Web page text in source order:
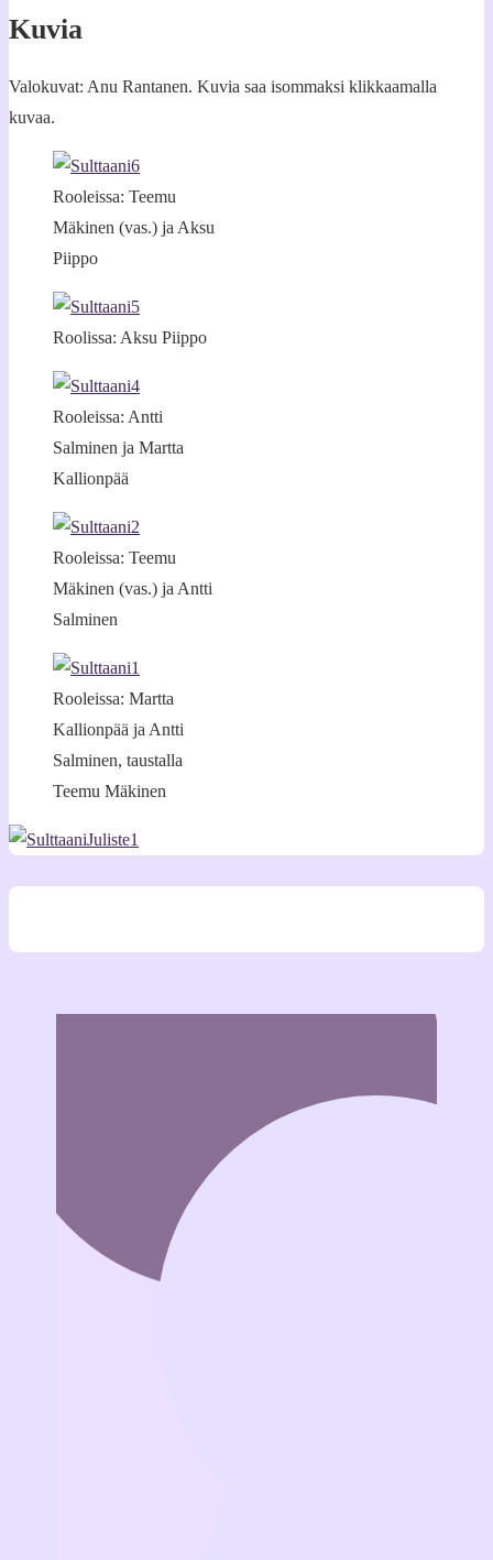
Kuvia
Valokuvat: Anu Rantanen. Kuvia saa isommaksi klikkaamalla
kuvaa.
Rooleissa: Teemu
Mäkinen (vas.) ja Aksu
Piippo
Roolissa: Aksu Piippo
Rooleissa: Antti
Salminen ja Martta
Kallionpää
Rooleissa: Teemu
Mäkinen (vas.) ja Antti
Salminen
Rooleissa: Martta
Kallionpää ja Antti
Salminen, taustalla
Teemu Mäkinen